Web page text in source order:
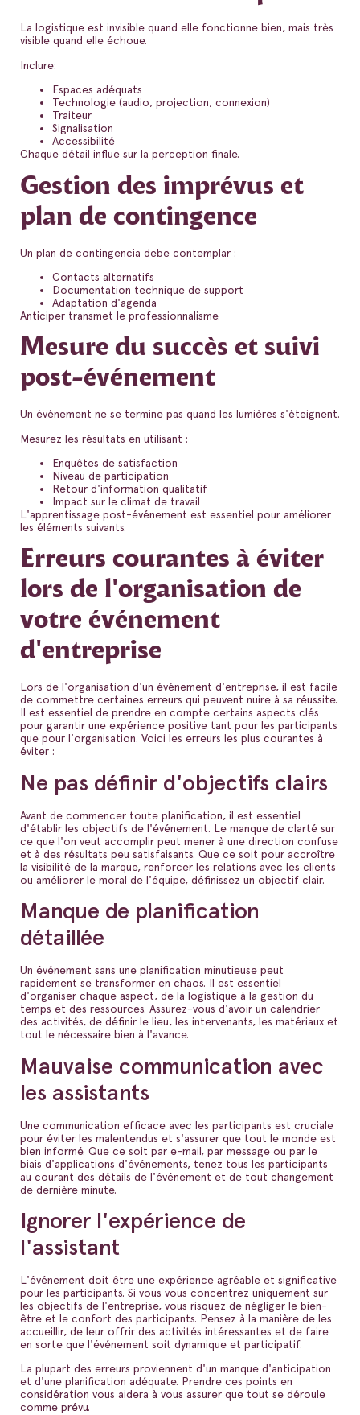
La logistique est invisible quand elle fonctionne bien, mais très
visible quand elle échoue.
Inclure:
Espaces adéquats
Technologie (audio, projection, connexion)
Traiteur
Signalisation
Accessibilité
Chaque détail influe sur la perception finale.
Gestion des imprévus et
plan de contingence
Un plan de contingencia debe contemplar :
Contacts alternatifs
Documentation technique de support
Adaptation d'agenda
Anticiper transmet le professionnalisme.
Mesure du succès et suivi
post-événement
Un événement ne se termine pas quand les lumières s'éteignent.
Mesurez les résultats en utilisant :
Enquêtes de satisfaction
Niveau de participation
Retour d'information qualitatif
Impact sur le climat de travail
L'apprentissage post-événement est essentiel pour améliorer
les éléments suivants.
Erreurs courantes à éviter
lors de l'organisation de
votre événement
d'entreprise
Lors de l'organisation d'un événement d'entreprise, il est facile
de commettre certaines erreurs qui peuvent nuire à sa réussite.
Il est essentiel de prendre en compte certains aspects clés
pour garantir une expérience positive tant pour les participants
que pour l'organisation. Voici les erreurs les plus courantes à
éviter :
Ne pas définir d'objectifs clairs
Avant de commencer toute planification, il est essentiel
d'établir les objectifs de l'événement. Le manque de clarté sur
ce que l'on veut accomplir peut mener à une direction confuse
et à des résultats peu satisfaisants. Que ce soit pour accroître
la visibilité de la marque, renforcer les relations avec les clients
ou améliorer le moral de l'équipe, définissez un objectif clair.
Manque de planification
détaillée
Un événement sans une planification minutieuse peut
rapidement se transformer en chaos. Il est essentiel
d'organiser chaque aspect, de la logistique à la gestion du
temps et des ressources. Assurez-vous d'avoir un calendrier
des activités, de définir le lieu, les intervenants, les matériaux et
tout le nécessaire bien à l'avance.
Mauvaise communication avec
les assistants
Une communication efficace avec les participants est cruciale
pour éviter les malentendus et s'assurer que tout le monde est
bien informé. Que ce soit par e-mail, par message ou par le
biais d'applications d'événements, tenez tous les participants
au courant des détails de l'événement et de tout changement
de dernière minute.
Ignorer l'expérience de
l'assistant
L'événement doit être une expérience agréable et significative
pour les participants. Si vous vous concentrez uniquement sur
les objectifs de l'entreprise, vous risquez de négliger le bien-
être et le confort des participants. Pensez à la manière de les
accueillir, de leur offrir des activités intéressantes et de faire
en sorte que l'événement soit dynamique et participatif.
La plupart des erreurs proviennent d'un manque d'anticipation
et d'une planification adéquate. Prendre ces points en
considération vous aidera à vous assurer que tout se déroule
comme prévu.